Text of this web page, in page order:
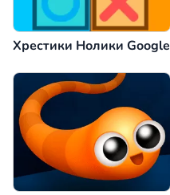
Хрестики Нолики Google